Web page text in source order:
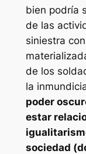
bien podría
de las
siniestra
de los
la
poder
estar
sociedad